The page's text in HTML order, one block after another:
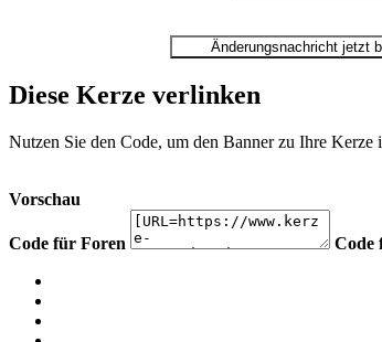
Diese Kerze verlinken
Nutzen Sie den Code, um den Banner zu Ihre
Vorschau
Code für Foren Code